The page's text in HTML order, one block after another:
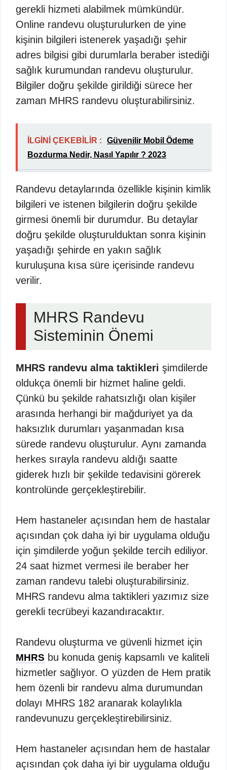
gerekli hizmeti alabilmek mümkündür.
Online randevu oluşturulurken de yine
kişinin bilgileri istenerek yaşadığı şehir
adres bilgisi gibi durumlarla beraber istediği
sağlık kurumundan randevu oluşturulur.
Bilgiler doğru şekilde girildiği sürece her
zaman MHRS randevu oluşturabilirsiniz.
İLGİNİ ÇEKEBİLİR :
Güvenilir Mobil Ödeme
Bozdurma Nedir, Nasıl Yapılır ? 2023
Randevu detaylarında özellikle kişinin kimlik
bilgileri ve istenen bilgilerin doğru şekilde
girmesi önemli bir durumdur. Bu detaylar
doğru şekilde oluşturulduktan sonra kişinin
yaşadığı şehirde en yakın sağlık
kuruluşuna kısa süre içerisinde randevu
verilir.
MHRS Randevu
Sisteminin Önemi
MHRS randevu alma taktikleri şimdilerde
oldukça önemli bir hizmet haline geldi.
Çünkü bu şekilde rahatsızlığı olan kişiler
arasında herhangi bir mağduriyet ya da
haksızlık durumları yaşanmadan kısa
sürede randevu oluşturulur. Aynı zamanda
herkes sırayla randevu aldığı saatte
giderek hızlı bir şekilde tedavisini görerek
kontrolünde gerçekleştirebilir.
Hem hastaneler açısından hem de hastalar
açısından çok daha iyi bir uygulama olduğu
için şimdilerde yoğun şekilde tercih ediliyor.
24 saat hizmet vermesi ile beraber her
zaman randevu talebi oluşturabilirsiniz.
MHRS randevu alma taktikleri yazımız size
gerekli tecrübeyi kazandıracaktır.
Randevu oluşturma ve güvenli hizmet için
MHRS bu konuda geniş kapsamlı ve kaliteli
hizmetler sağlıyor. O yüzden de Hem pratik
hem özenli bir randevu alma durumundan
dolayı MHRS 182 aranarak kolaylıkla
randevunuzu gerçekleştirebilirsiniz.
Hem hastaneler açısından hem de hastalar
açısından çok daha iyi bir uygulama olduğu